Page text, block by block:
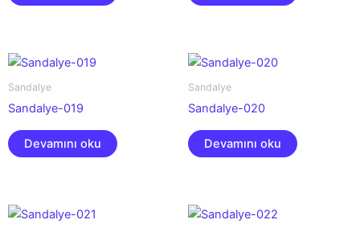
Sandalye
Sandalye-019
Devamını oku
Sandalye
Sandalye-020
Devamını oku